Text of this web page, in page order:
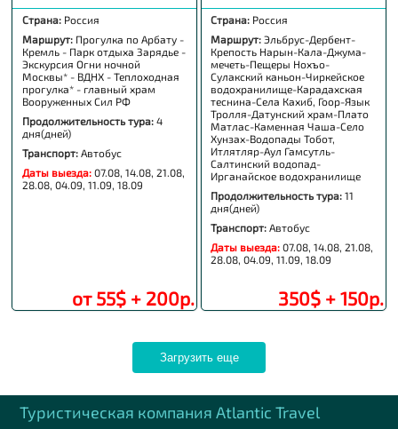
Страна: Россия
Маршрут: Прогулка по Арбату -
Кремль - Парк отдыха Зарядье -
Экскурсия Огни ночной
Москвы* - ВДНХ - Теплоходная
прогулка* - главный храм
Вооруженных Сил РФ
Продолжительность тура: 4
дня(дней)
Транспорт: Автобус
Даты выезда: 07.08, 14.08, 21.08,
28.08, 04.09, 11.09, 18.09
от 55$ + 200р.
Страна: Россия
Маршрут:Эльбрус-Дербент-
Крепость Нарын-Кала-Джума-
мечеть-Пещеры Нохъо-
Сулакский каньон-Чиркейское
водохранилище-Карадахская
теснина-Села Кахиб, Гоор-Язык
Тролля-Датунский храм-Плато
Матлас-Каменная Чаша-Село
Хунзах-Водопады Тобот,
Итлятляр-Аул Гамсутль-
Салтинский водопад-
Ирганайское водохранилище
Продолжительность тура:11
дня(дней)
Транспорт:Автобус
Даты выезда:07.08, 14.08, 21.08,
28.08, 04.09, 11.09, 18.09
350$ + 150р.
Загрузить еще
Туристическая компания Аtlantic Travel